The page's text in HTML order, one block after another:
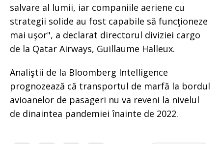
salvare al lumii, iar companiile aeriene cu
strategii solide au fost capabile să funcţioneze
mai uşor", a declarat directorul diviziei cargo
de la Qatar Airways, Guillaume Halleux.
Analiştii de la Bloomberg Intelligence
prognozează că transportul de marfă la bordul
avioanelor de pasageri nu va reveni la nivelul
de dinaintea pandemiei înainte de 2022.